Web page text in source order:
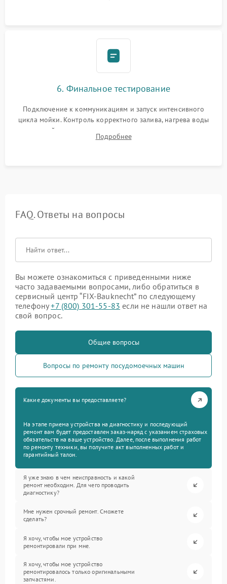
6. Финальное тестирование
Подключение к коммуникациям и запуск интенсивного
цикла мойки. Контроль корректного залива, нагрева воды
до нужной температуры, отсутствия посторонних шумов,
штатного слива и абсолютной сухости в поддоне.
Подробнее
FAQ. Ответы на вопросы
Вы можете ознакомиться с приведенными ниже
часто задаваемыми вопросами, либо обратиться в
сервисный центр “FIX-Bauknecht” по следующему
телефону+7 (800) 301-55-83 если не нашли ответ на
свой вопрос.
Общие вопросы
Вопросы по ремонту посудомоечных машин
Какие документы вы предоставляете?
На этапе приема устройства на диагностику и последующий
ремонт вам будет предоставлен заказ-наряд с указанием страховых
обязательств на ваше устройство. Далее, после выполнения работ
по ремонту техники, вы получите акт выполненных работ и
гарантийный талон.
Я уже знаю в чем неисправность и какой
ремонт необходим. Для чего проводить
диагностику?
Мне нужен срочный ремонт. Сможете
сделать?
Я хочу, чтобы мое устройство
ремонтировали при мне.
Я хочу, чтобы мое устройство
ремонтировалось только оригинальными
запчастями.